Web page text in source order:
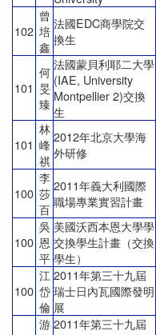
102
曾
培
鑫
法國EDC商學院交
換生
101
何
旻
臻
法國蒙貝利耶二大學
(IAE, University
Montpellier 2)交換
生
101
林
峰
祺
2012年北京大學海
外研修
100
李
莎
百
2011年義大利國際
職場專業實習計畫
100
吳
恩
平
美國沃西本恩大學學
交換學生計畫（交換
學生）
100
江
岱
倫
2011年第三十九屆
瑞士日內瓦國際發明
展
游 2011年第三十九屆